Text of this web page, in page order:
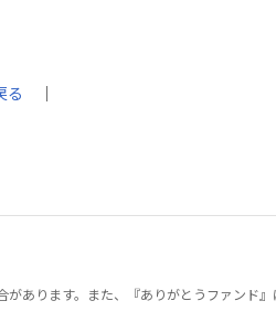
る ｜
あります。また、『ありがとうファンド